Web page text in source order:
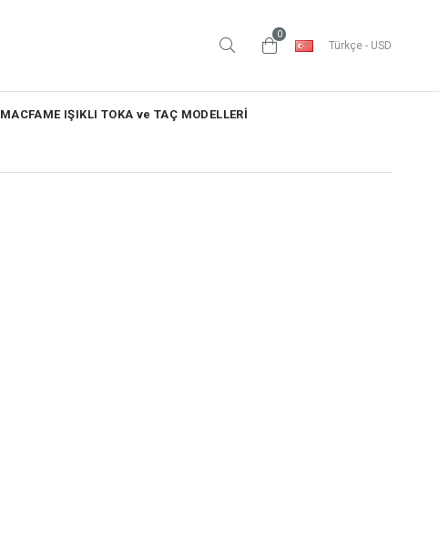
0
Türkçe - USD
MACFAME IŞIKLI TOKA ve TAÇ MODELLERİ